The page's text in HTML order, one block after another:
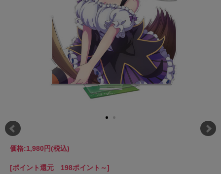
価格:1,980円(税込)
[ポイント還元 198ポイント～]